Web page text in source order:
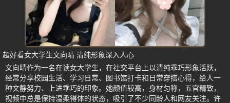
超好看女大学生文向晴 清纯形象深入人心
文向晴作为一名在读女大学生，在社交平台上以清纯乖巧形象活跃，
经常分享校园生活、学习日常、图书馆打卡和日常穿搭心得，给人一
种文静努力、上进乖巧的印象。她颜值较高，身材匀称，五官精致，
视频中总是保持温柔得体的状态，吸引了不少同龄人和网友关注。许